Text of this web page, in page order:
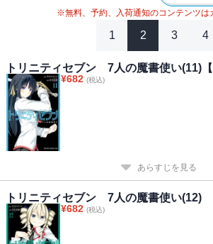
※無料、予約、入荷通知のコンテンツは
1 2 3 4
トリニティセブン 7人の魔書使い(11)【
¥682 (税込)
あらすじを見る
トリニティセブン 7人の魔書使い(12)
¥682 (税込)